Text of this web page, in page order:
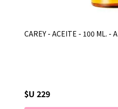
CAREY - ACEITE - 100 ML. -
$U 229